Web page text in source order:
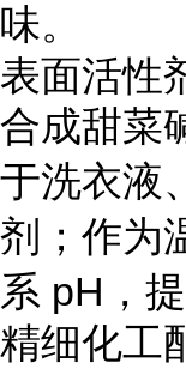
味。
表面活性
合成甜菜
于洗衣液
剂；作为
系 pH，
精细化工